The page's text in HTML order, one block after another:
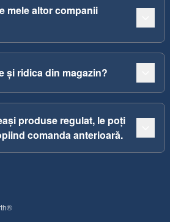
mele altor companii
și ridica din magazin?
produse regulat, le poți
comanda anterioară.